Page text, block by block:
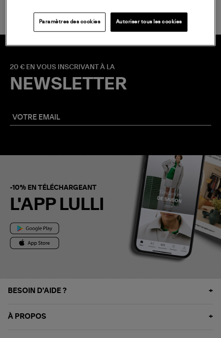
20 € EN VOUS INSCRIVANT À LA
NEWSLETTER
-10% EN TÉLÉCHARGEANT
L'APP LULLI
BESOIN D'AIDE ?
À PROPOS
Paramètres des cookies Autoriser tous les cookies